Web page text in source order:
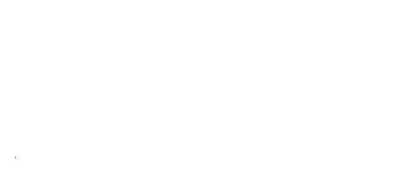
. ​